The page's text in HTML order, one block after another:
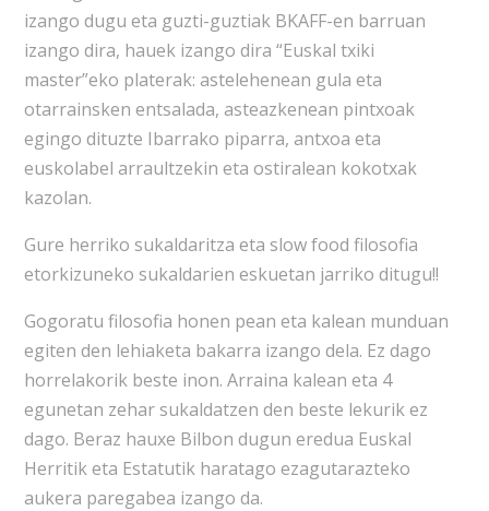
izango dugu eta guzti-guztiak BKAFF-en barruan
izango dira, hauek izango dira “Euskal txiki
master”eko platerak: astelehenean gula eta
otarrainsken entsalada, asteazkenean pintxoak
egingo dituzte Ibarrako piparra, antxoa eta
euskolabel arraultzekin eta ostiralean kokotxak
kazolan.
Gure herriko sukaldaritza eta slow food filosofia
etorkizuneko sukaldarien eskuetan jarriko ditugu!!
Gogoratu filosofia honen pean eta kalean munduan
egiten den lehiaketa bakarra izango dela. Ez dago
horrelakorik beste inon. Arraina kalean eta 4
egunetan zehar sukaldatzen den beste lekurik ez
dago. Beraz hauxe Bilbon dugun eredua Euskal
Herritik eta Estatutik haratago ezagutarazteko
aukera paregabea izango da.